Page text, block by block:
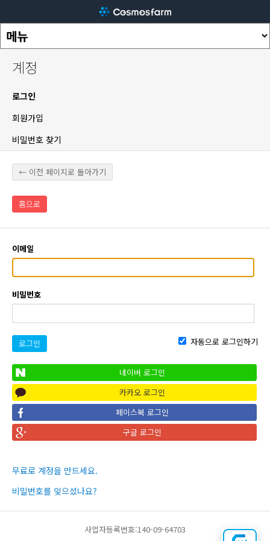
계정
로그인
회원가입
비밀번호 찾기
← 이전 페이지로 돌아가기
홈으로
이메일
비밀번호
로그인 자동으로 로그인하기
네이버 로그인
카카오 로그인
페이스북 로그인
구글 로그인
무료로 계정을 만드세요.
비밀번호를 잊으셨나요?
사업자등록번호:140-09-64703